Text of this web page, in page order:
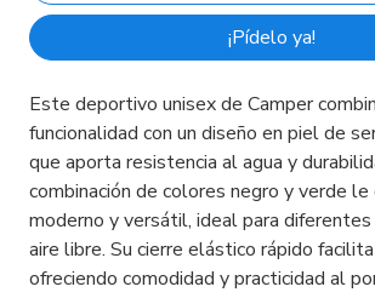
¡Pídelo ya!
Este deportivo unisex de Camper
funcionalidad con un diseño en piel de
que aporta resistencia al agua y
combinación de colores negro y verde le
moderno y versátil, ideal para
aire libre. Su cierre elástico rápido
ofreciendo comodidad y practicidad al